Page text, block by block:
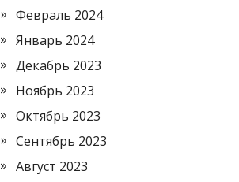
Февраль 2024
Январь 2024
Декабрь 2023
Ноябрь 2023
Октябрь 2023
Сентябрь 2023
Август 2023